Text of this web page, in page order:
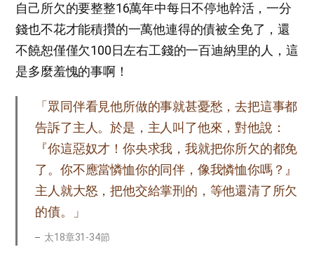
自己所欠的要整整16萬年中每日不停地幹活，一分
錢也不花才能積攢的一萬他連得的債被全免了，還
不饒恕僅僅欠100日左右工錢的一百迪納里的人，這
是多麼羞愧的事啊！
「眾同伴看見他所做的事就甚憂愁，去把這事都
告訴了主人。於是，主人叫了他來，對他說：
『你這惡奴才！你央求我，我就把你所欠的都免
了。你不應當憐恤你的同伴，像我憐恤你嗎？』
主人就大怒，把他交給掌刑的，等他還清了所欠
的債。」
太18章31-34節